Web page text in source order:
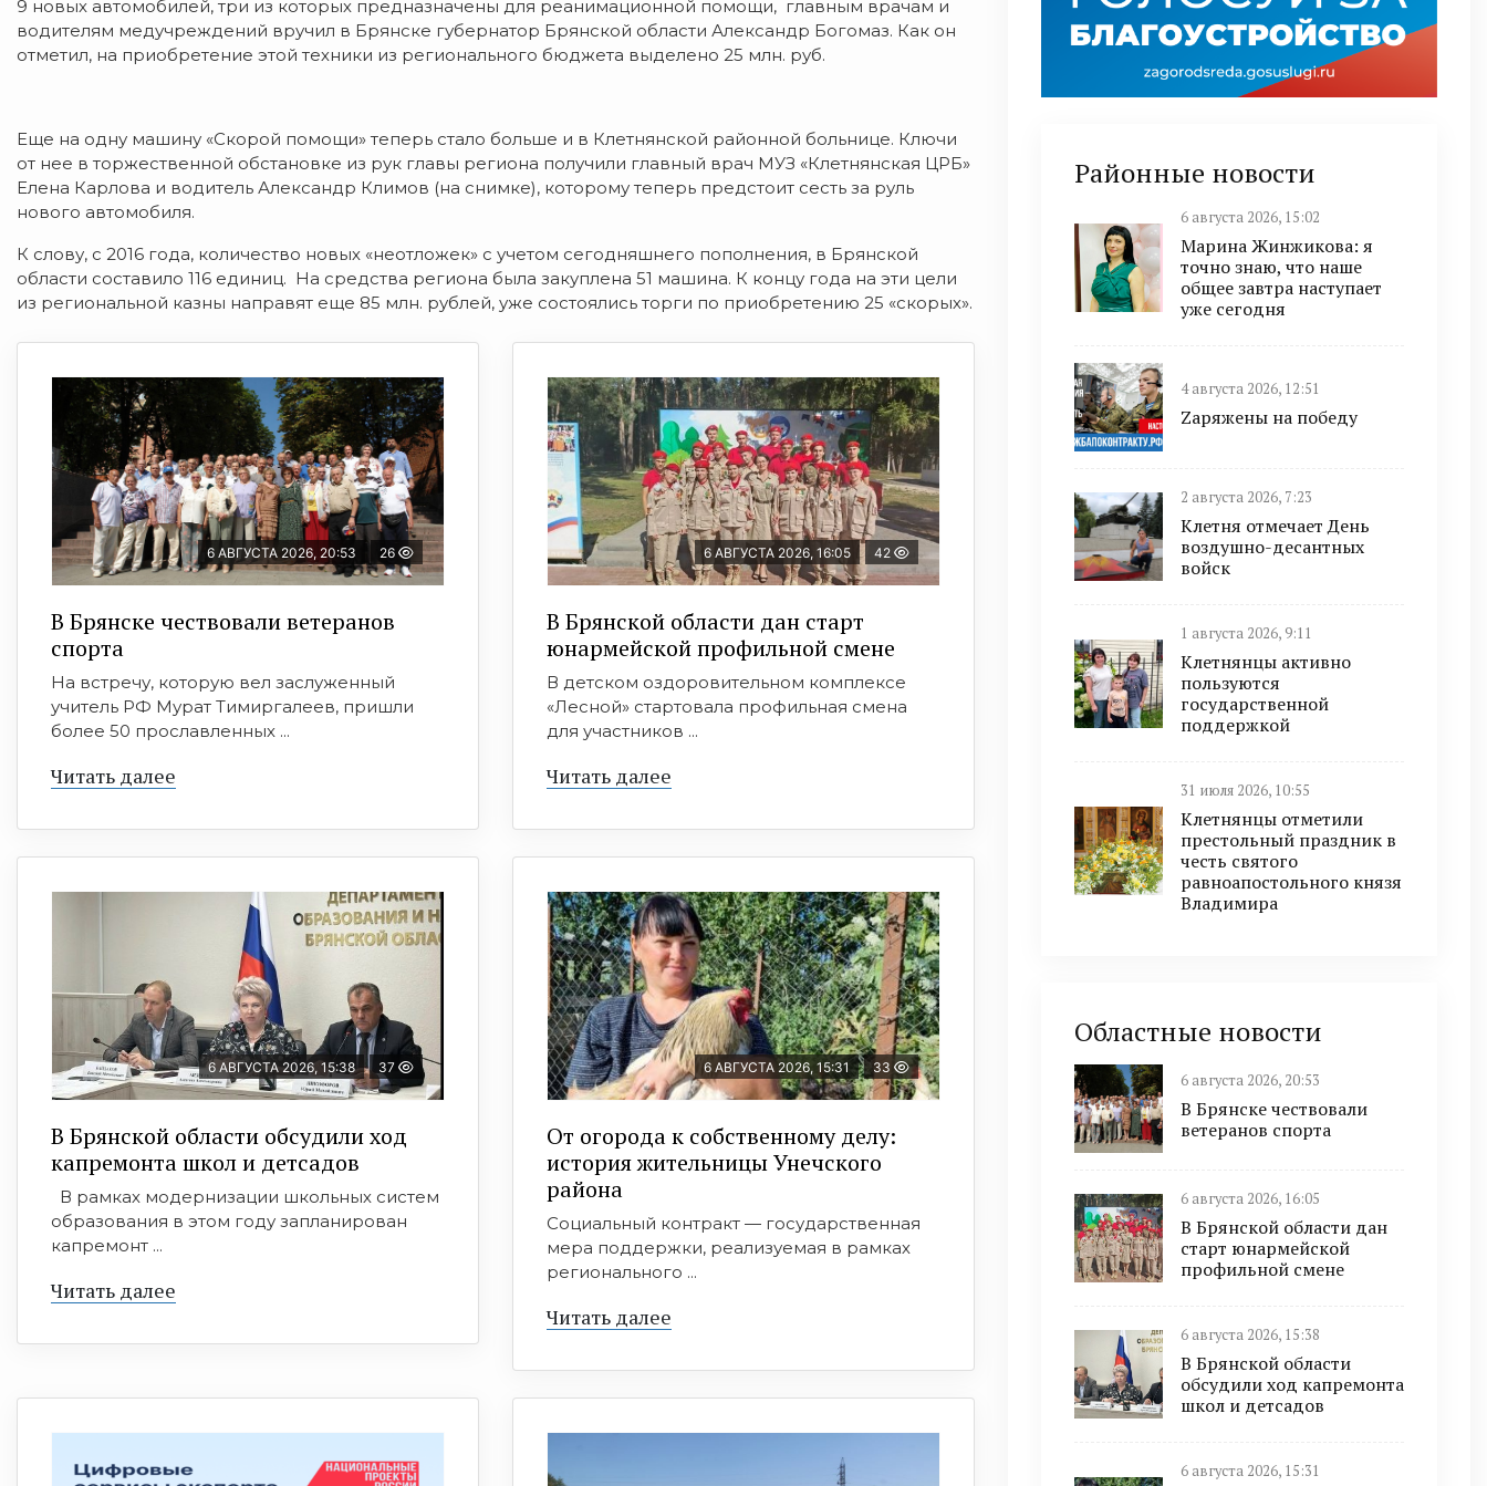
9 новых автомобилей, три из которых предназначены для реанимационной помощи, главным врачам и
водителям медучреждений вручил в Брянске губернатор Брянской области Александр Богомаз. Как он
отметил, на приобретение этой техники из регионального бюджета выделено 25 млн. руб.
Еще на одну машину «Скорой помощи» теперь стало больше и в Клетнянской районной больнице. Ключи
от нее в торжественной обстановке из рук главы региона получили главный врач МУЗ «Клетнянская ЦРБ»
Елена Карлова и водитель Александр Климов (на снимке), которому теперь предстоит сесть за руль
нового автомобиля.
К слову, с 2016 года, количество новых «неотложек» с учетом сегодняшнего пополнения, в Брянской
области составило 116 единиц. На средства региона была закуплена 51 машина. К концу года на эти цели
из региональной казны направят еще 85 млн. рублей, уже состоялись торги по приобретению 25 «скорых».
6 АВГУСТА 2026, 20:53 26
В Брянске чествовали ветеранов
спорта
На встречу, которую вел заслуженный
учитель РФ Мурат Тимиргалеев, пришли
более 50 прославленных ...
Читать далее
6 АВГУСТА 2026, 16:05 42
В Брянской области дан старт
юнармейской профильной смене
В детском оздоровительном комплексе
«Лесной» стартовала профильная смена
для участников ...
Читать далее
6 АВГУСТА 2026, 15:38 37
В Брянской области обсудили ход
капремонта школ и детсадов
В рамках модернизации школьных систем
образования в этом году запланирован
капремонт ...
Читать далее
6 АВГУСТА 2026, 15:31 33
От огорода к собственному делу:
история жительницы Унечского
района
Социальный контракт — государственная
мера поддержки, реализуемая в рамках
регионального ...
Читать далее
Районные новости
6 августа 2026, 15:02
Марина Жинжикова: я
точно знаю, что наше
общее завтра наступает
уже сегодня
4 августа 2026, 12:51
Zаряжены на победу
2 августа 2026, 7:23
Клетня отмечает День
воздушно-десантных
войск
1 августа 2026, 9:11
Клетнянцы активно
пользуются
государственной
поддержкой
31 июля 2026, 10:55
Клетнянцы отметили
престольный праздник в
честь святого
равноапостольного князя
Владимира
Областные новости
6 августа 2026, 20:53
В Брянске чествовали
ветеранов спорта
6 августа 2026, 16:05
В Брянской области дан
старт юнармейской
профильной смене
6 августа 2026, 15:38
В Брянской области
обсудили ход капремонта
школ и детсадов
6 августа 2026, 15:31